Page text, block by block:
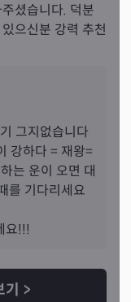
셨습니다. 덕분
으신분 강력 추천
그지없습니다
강하다 = 재왕=
는 운이 오면 대
를 기다리세요
>